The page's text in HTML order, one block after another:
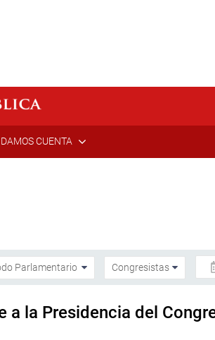
DAMOS CUENTA
la Presidencia del